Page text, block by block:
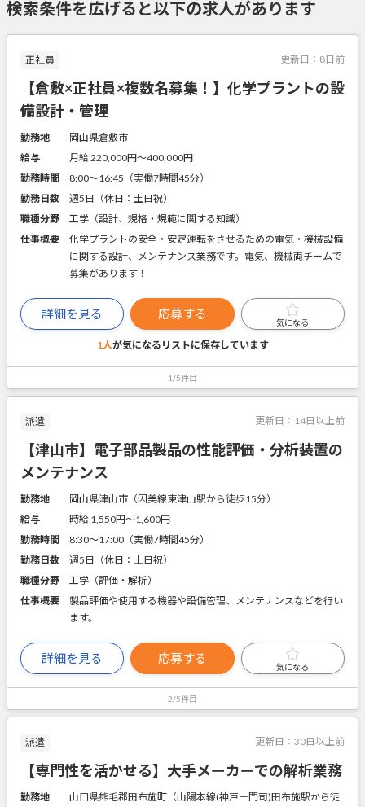
検索条件を広げると以下の求人があります
正社員 更新日： 8日前
【倉敷×正社員×複数名募集！】化学プラントの設
備設計・管理
勤務地
岡山県倉敷市
給与
月給 220,000円〜400,000円
勤務時間
8:00～16:45（実働7時間45分）
勤務日数
週5日（休日：土日祝）
職種分野
工学（設計、規格・規範に関する知識）
仕事概要
化学プラントの安全・安定運転をさせるための電気・機械設備
に関する設計、メンテナンス業務です。電気、機械両チームで
募集があります！
詳細を見る 応募する
気になる
1人が気になるリストに保存しています
1/5件目
派遣 更新日： 14日以上前
【津山市】電子部品製品の性能評価・分析装置の
メンテナンス
勤務地
岡山県津山市（因美線東津山駅から徒歩15分）
給与
時給 1,550円〜1,600円
勤務時間
8:30～17:00（実働7時間45分）
勤務日数
週5日（休日：土日祝）
職種分野
工学（評価・解析）
仕事概要
製品評価や使用する機器や設備管理、メンテナンスなどを行い
ます。
詳細を見る 応募する
気になる
2/5件目
派遣 更新日： 30日以上前
【専門性を活かせる】大手メーカーでの解析業務
勤務地
山口県熊毛郡田布施町（山陽本線(神戸－門司)田布施駅から徒